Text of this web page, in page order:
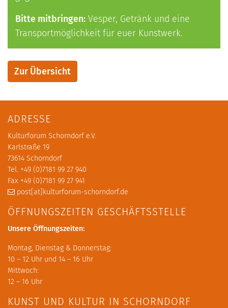
Bitte mitbringen: Vesper, Getränk und eine
Transportmöglichkeit für euer Kunstwerk.
Zur Übersicht
ADRESSE
Kulturforum Schorndorf e.V.
Karlstraße 19
73614 Schorndorf
Tel. +49 (0)7181 99 27 940
Fax +49 (0)7181 99 27 941
post[at]kulturforum-schorndorf.de
ÖFFNUNGSZEITEN GESCHÄFTSSTELLE
Unsere Öffnungszeiten:
Montag, Dienstag & Donnerstag:
10 – 12 Uhr und 14 – 16 Uhr
Mittwoch:
12 – 16 Uhr
KUNST UND KULTUR IN SCHORNDORF